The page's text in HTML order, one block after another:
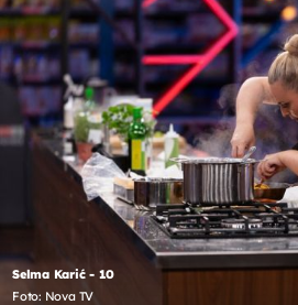
Selma Karić - 10
Foto: Nova TV